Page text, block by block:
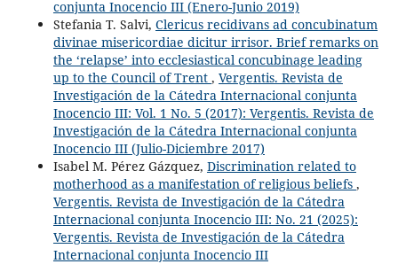
conjunta Inocencio III (Enero-Junio 2019)
Stefania T. Salvi, Clericus recidivans ad concubinatum
divinae misericordiae dicitur irrisor. Brief remarks on
the ‘relapse’ into ecclesiastical concubinage leading
up to the Council of Trent , Vergentis. Revista de
Investigación de la Cátedra Internacional conjunta
Inocencio III: Vol. 1 No. 5 (2017): Vergentis. Revista de
Investigación de la Cátedra Internacional conjunta
Inocencio III (Julio-Diciembre 2017)
Isabel M. Pérez Gázquez, Discrimination related to
motherhood as a manifestation of religious beliefs ,
Vergentis. Revista de Investigación de la Cátedra
Internacional conjunta Inocencio III: No. 21 (2025):
Vergentis. Revista de Investigación de la Cátedra
Internacional conjunta Inocencio III